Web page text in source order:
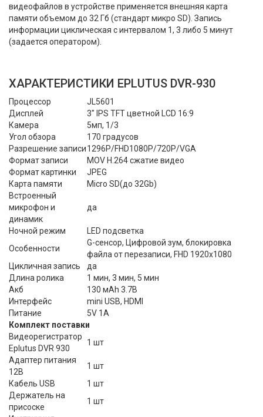
видеофайлов в устройстве применяется внешняя карта
памяти объемом до 32 Гб (стандарт микро SD). Запись
информации циклическая с интервалом 1, 3 либо 5 минут
(задается оператором).
ХАРАКТЕРИСТИКИ EPLUTUS DVR-930
Процессор
JL5601
Дисплей
3" IPS TFT цветной LCD 16:9
Камера
5мп, 1/3
Угол обзора
170 градусов
Разрешение записи1296P/FHD1080P/720P/VGA
Формат записи
MOV Н.264 сжатие видео
Формат картинки
JPEG
Карта памяти
Micro SD(до 32Gb)
Встроенный
микрофон и
динамик
да
Ночной режим
LED подсветка
Особенности
G-сенсор, Цифровой зум, блокировка
файла от перезаписи, FHD 1920x1080
Цикличная запись
да
Длина ролика
1 мин, 3 мин, 5 мин
Акб
130 мAh 3.7В
Интерфейс
mini USB, HDMI
Питание
5V 1А
Комплект поставки
Видеорегистратор
Eplutus DVR 930
1 шт
Адаптер питания
12В
1 шт
Кабель USB
1 шт
Держатель на
присоске
1 шт